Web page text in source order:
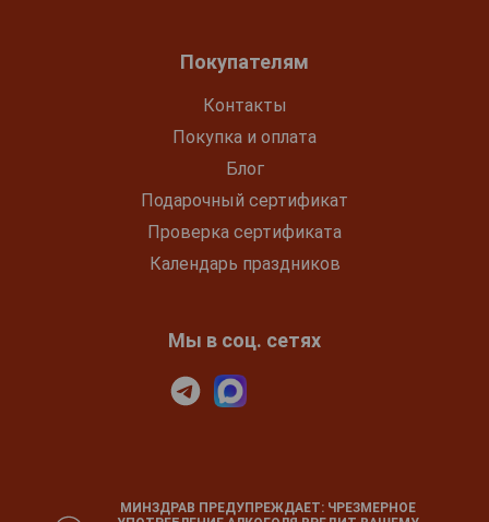
Покупателям
Контакты
Покупка и оплата
Блог
Подарочный сертификат
Проверка сертификата
Календарь праздников
Мы в соц. сетях
МИНЗДРАВ ПРЕДУПРЕЖДАЕТ: ЧРЕЗМЕРНОЕ